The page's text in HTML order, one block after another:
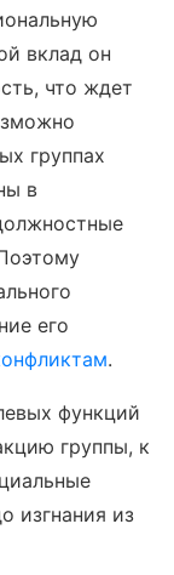
вклад он
что ждет
группах
в
его
.
функций
группы, к
изгнания из